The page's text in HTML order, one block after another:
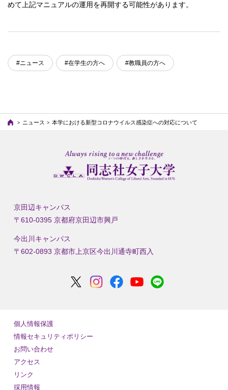
めて上記マニュアルの運用を再開する可能性があります。
#ニュース #在学生の方へ #教職員の方へ
ニュース 本学における新型コロナウイルス感染症への対応について
京田辺キャンパス
〒610-0395 京都府京田辺市興戸
今出川キャンパス
〒602-0893 京都市上京区今出川通寺町西入
個人情報保護
情報セキュリティポリシー
お問い合わせ
アクセス
リンク
採用情報